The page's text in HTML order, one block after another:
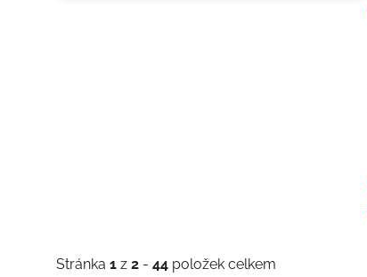
Stránka 1 z 2 - 44 položek celkem